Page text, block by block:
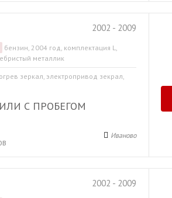
2002 - 2009
бензин, 2004 год, комплектация L,
металлик
зеркал, электропривод зекрал,
С ПРОБЕГОМ
Иваново
2002 - 2009